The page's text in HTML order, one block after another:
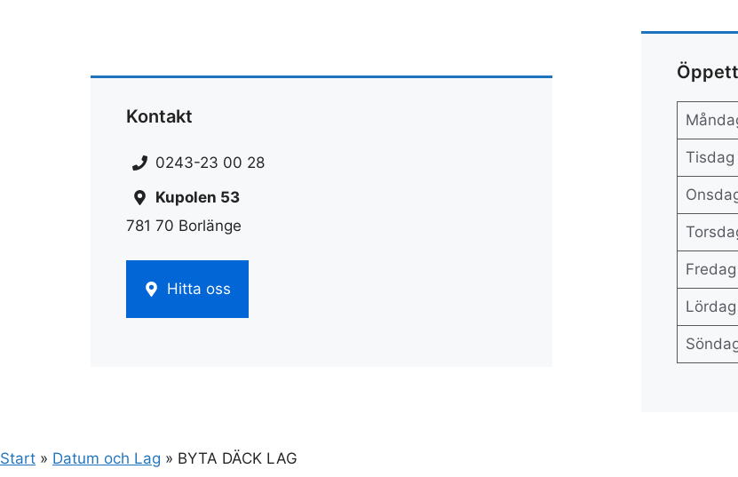
Kontakt
0243-23 00 28
Kupolen 53
781 70 Borlänge
Hitta oss
Tisdag
Fredag
Lördag
Start » Datum och Lag » BYTA DÄCK LAG